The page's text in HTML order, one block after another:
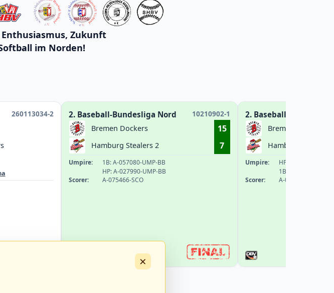
Zukunft
im Norden!
260113034-2
2. Baseball-Bundesliga Nord
10210902-1
Bremen Dockers
15
Hamburg Stealers 2 7
Umpire:
1B: A-057080-UMP-BB
HP: A-027990-UMP-BB
Scorer:
A-075466-SCO
2. Baseball-
Bremen Dockers
Hamburg Stealers
Umpire:
HP: A-057080-
1B: A-027990-
Scorer:
A-075466-SCO
×